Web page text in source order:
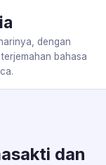
dengan
bahasa
dan